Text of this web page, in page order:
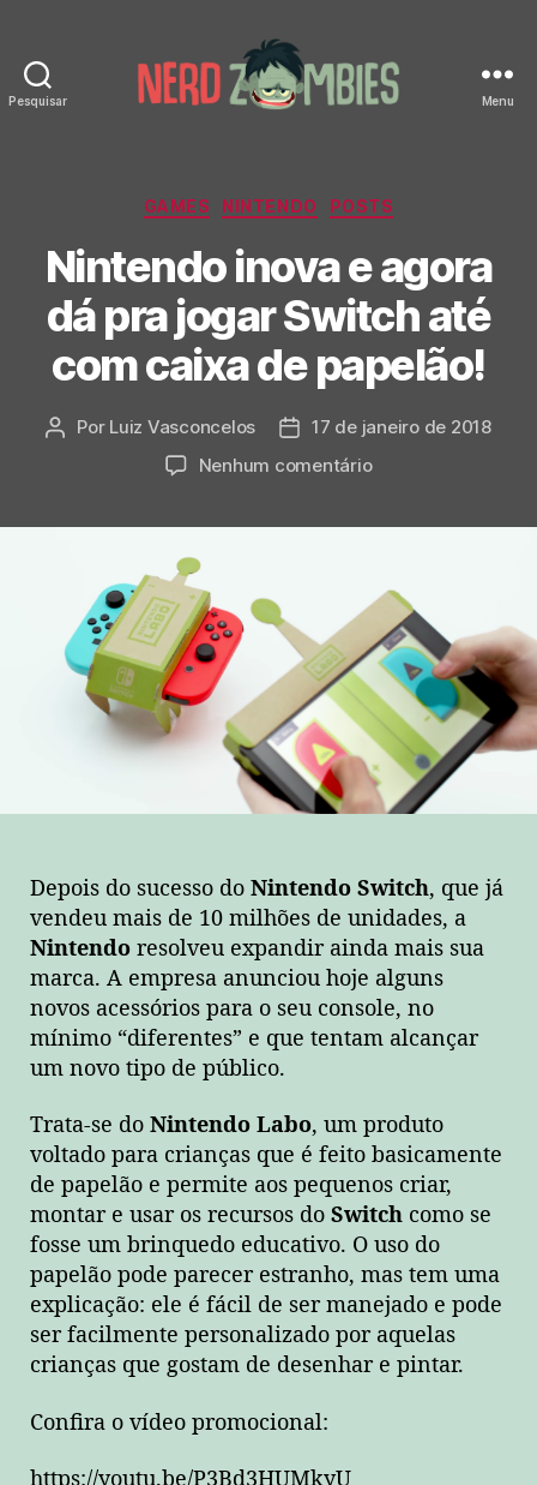
Pesquisar Menu
Categorias
GAMES NINTENDO POSTS
Nintendo inova e agora
dá pra jogar Switch até
com caixa de papelão!
Autor
Por Luiz Vasconcelos
Data17 de janeiro de 2018
Nenhum comentárioem
dá
pra
jogar
Switch
até
com
caixa
de
papelão!
Depois do sucesso do Nintendo Switch, que já
vendeu mais de 10 milhões de unidades, a
Nintendo resolveu expandir ainda mais sua
marca. A empresa anunciou hoje alguns
novos acessórios para o seu console, no
mínimo “diferentes” e que tentam alcançar
um novo tipo de público.
Trata-se do Nintendo Labo, um produto
voltado para crianças que é feito basicamente
de papelão e permite aos pequenos criar,
montar e usar os recursos do Switch como se
fosse um brinquedo educativo. O uso do
papelão pode parecer estranho, mas tem uma
explicação: ele é fácil de ser manejado e pode
ser facilmente personalizado por aquelas
crianças que gostam de desenhar e pintar.
Confira o vídeo promocional: